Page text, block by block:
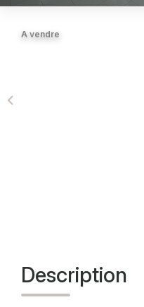
A vendre
Description